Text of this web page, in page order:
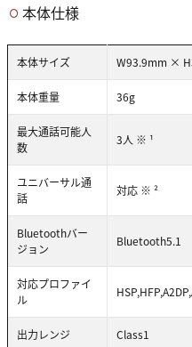
本体仕様
本体サイズ W93.9mm ×
本体重量 36g
最大通話可能人
数
3人 ※ ¹
ユニバーサル通
話
対応 ※ ²
Bluetoothバー
ジョン
Bluetooth5.1
対応プロファイ
ル
出力レンジ Class1